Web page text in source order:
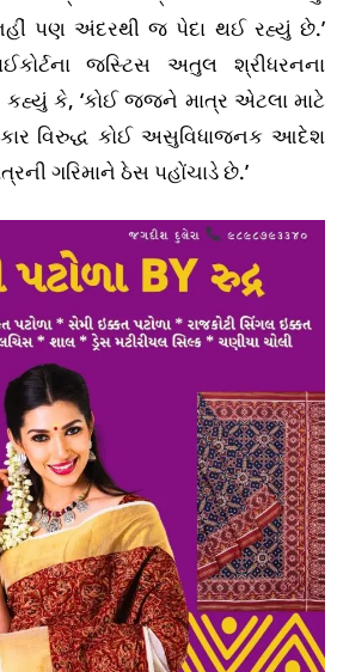
પણ અંદરથી જ પેદા થઈ રહ્યું છે.’
જસ્ટિસ અતુલ શ્રીધરનના
કહ્યું કે, ‘કોઈ જજને માત્ર એટલા માટે
વિરુદ્ધ કોઈ અસુવિધાજનક આદેશ
ગરિમાને ઠેસ પહોંચાડે છે.’